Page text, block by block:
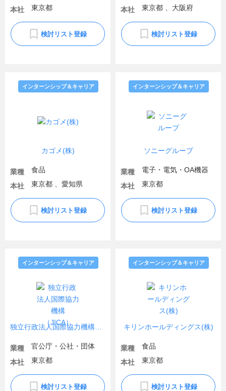
本社
東京都
検討リスト登録
本社
東京都 、大阪府
検討リスト登録
カゴメ(株)
インターンシップ＆キャリア
業種
食品
本社
東京都 、愛知県
検討リスト登録
ソニーグループ
インターンシップ＆キャリア
業種
電子・電気・OA機器
本社
東京都
検討リスト登録
インターンシップ＆キャリア
業種
官公庁・公社・団体
本社
東京都
検討リスト登録
キリンホールディングス(株)
インターンシップ＆キャリア
業種
食品
本社
東京都
検討リスト登録